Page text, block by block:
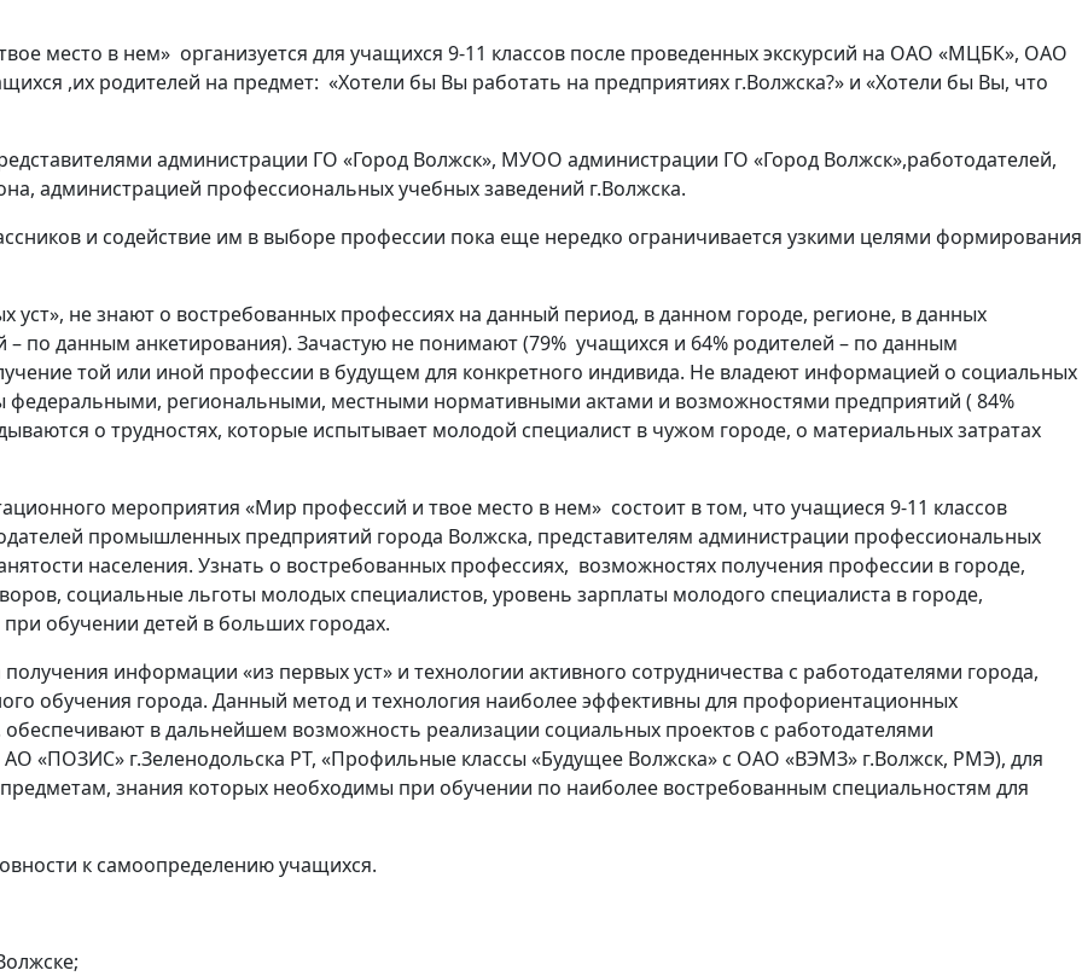
место в нем» организуется для учащихся 9-11 классов после проведенных экскурсий на ОАО «МЦБК», ОАО
,их родителей на предмет: «Хотели бы Вы работать на предприятиях г.Волжска?» и «Хотели бы Вы, что
администрации ГО «Город Волжск», МУОО администрации ГО «Город Волжск»,работодателей,
администрацией профессиональных учебных заведений г.Волжска.
и содействие им в выборе профессии пока еще нередко ограничивается узкими целями формирования
не знают о востребованных профессиях на данный период, в данном городе, регионе, в данных
– по данным анкетирования). Зачастую не понимают (79% учащихся и 64% родителей – по данным
той или иной профессии в будущем для конкретного индивида. Не владеют информацией о социальных
федеральными, региональными, местными нормативными актами и возможностями предприятий ( 84%
о трудностях, которые испытывает молодой специалист в чужом городе, о материальных затратах
мероприятия «Мир профессий и твое место в нем» состоит в том, что учащиеся 9-11 классов
промышленных предприятий города Волжска, представителям администрации профессиональных
населения. Узнать о востребованных профессиях, возможностях получения профессии в городе,
социальные льготы молодых специалистов, уровень зарплаты молодого специалиста в городе,
обучении детей в больших городах.
информации «из первых уст» и технологии активного сотрудничества с работодателями города,
обучения города. Данный метод и технология наиболее эффективны для профориентационных
в дальнейшем возможность реализации социальных проектов с работодателями
«ПОЗИС» г.Зеленодольска РТ, «Профильные классы «Будущее Волжска» с ОАО «ВЭМЗ» г.Волжск, РМЭ), для
знания которых необходимы при обучении по наиболее востребованным специальностям для
к самоопределению учащихся.